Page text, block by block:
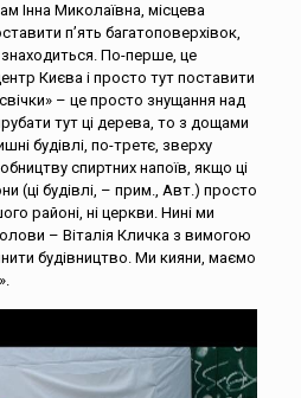
Інна Миколаївна, місцева
п’ять багатоповерхівок,
По-перше, це
Києва і просто тут поставити
– це просто знущання над
тут ці дерева, то з дощами
будівлі, по-третє, зверху
спиртних напоїв, якщо ці
(ці будівлі, – прим., Авт.) просто
районі, ні церкви. Нині ми
– Віталія Кличка з вимогою
будівництво. Ми кияни, маємо